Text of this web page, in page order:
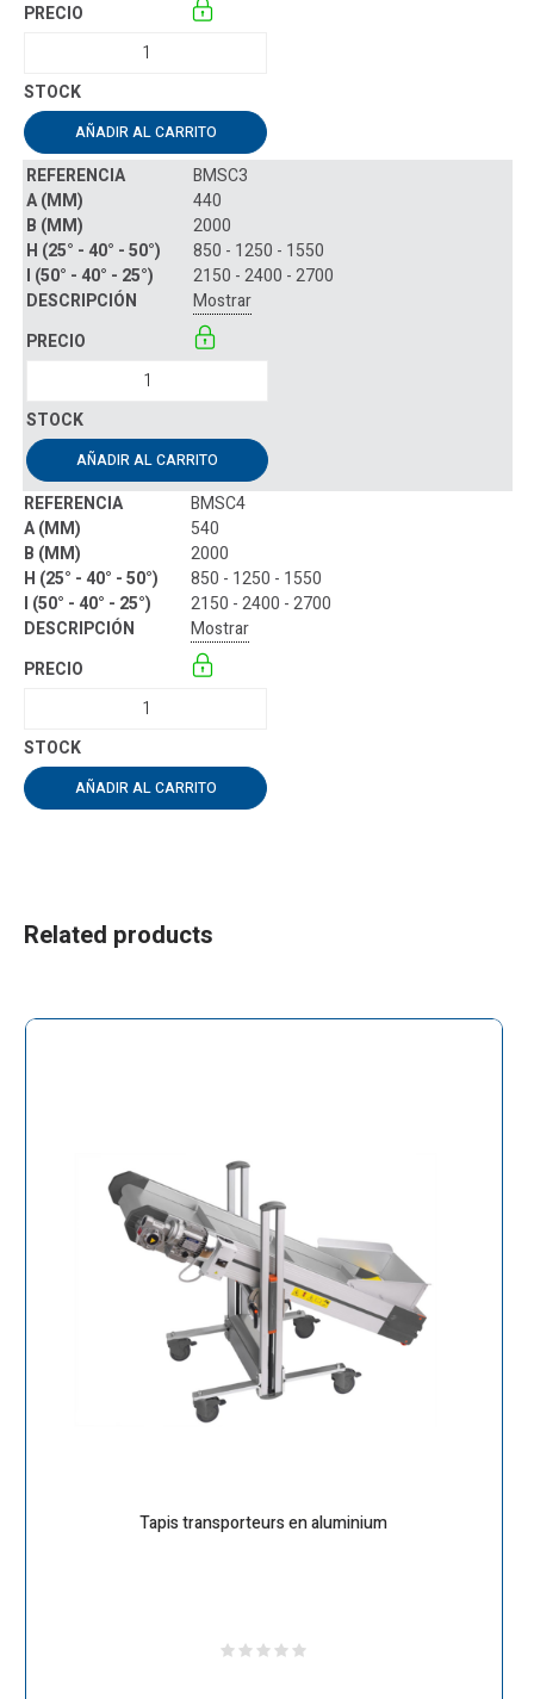
AÑADIR AL CARRITO
BMSC3
440
2000
850 - 1250 - 1550
2150 - 2400 - 2700
Mostrar
AÑADIR AL CARRITO
BMSC4
540
2000
850 - 1250 - 1550
2150 - 2400 - 2700
Mostrar
AÑADIR AL CARRITO
Related products
Tapis transporteurs en aluminium